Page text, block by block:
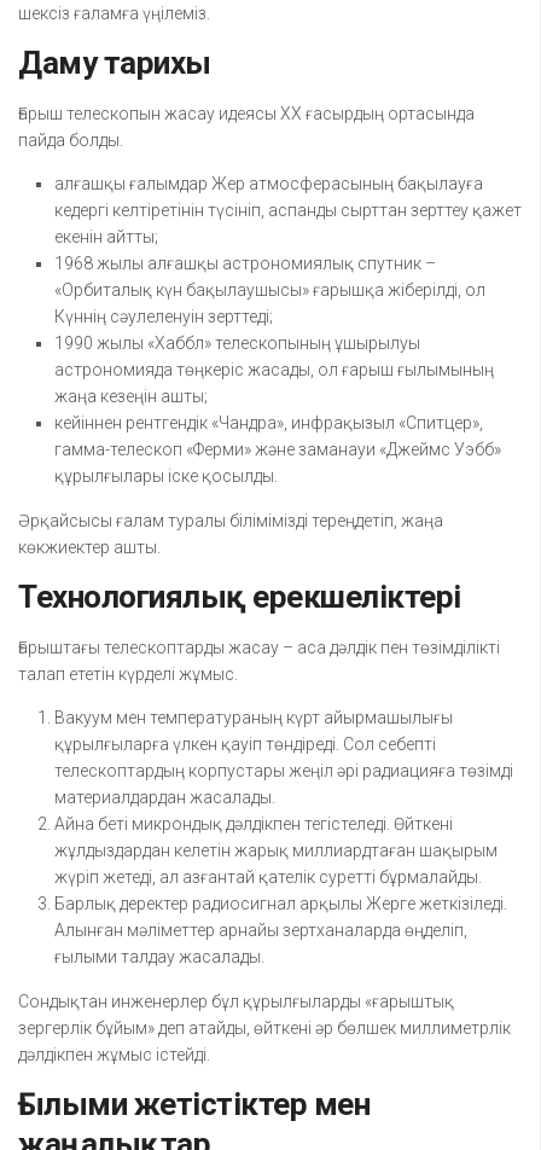
шексіз ғаламға үңілеміз.
Даму тарихы
Ғарыш телескопын жасау идеясы ХХ ғасырдың ортасында
пайда болды.
алғашқы ғалымдар Жер атмосферасының бақылауға
кедергі келтіретінін түсініп, аспанды сырттан зерттеу қажет
екенін айтты;
1968 жылы алғашқы астрономиялық спутник –
«Орбиталық күн бақылаушысы» ғарышқа жіберілді, ол
Күннің сәулеленуін зерттеді;
1990 жылы «Хаббл» телескопының ұшырылуы
астрономияда төңкеріс жасады, ол ғарыш ғылымының
жаңа кезеңін ашты;
кейіннен рентгендік «Чандра», инфрақызыл «Спитцер»,
гамма-телескоп «Ферми» және заманауи «Джеймс Уэбб»
құрылғылары іске қосылды.
Әрқайсысы ғалам туралы білімімізді тереңдетіп, жаңа
көкжиектер ашты.
Технологиялық ерекшеліктері
Ғарыштағы телескоптарды жасау – аса дәлдік пен төзімділікті
талап ететін күрделі жұмыс.
Вакуум мен температураның күрт айырмашылығы
құрылғыларға үлкен қауіп төндіреді. Сол себепті
телескоптардың корпустары жеңіл әрі радиацияға төзімді
материалдардан жасалады.
Айна беті микрондық дәлдікпен тегістеледі. Өйткені
жұлдыздардан келетін жарық миллиардтаған шақырым
жүріп жетеді, ал азғантай қателік суретті бұрмалайды.
Барлық деректер радиосигнал арқылы Жерге жеткізіледі.
Алынған мәліметтер арнайы зертханаларда өңделіп,
ғылыми талдау жасалады.
Сондықтан инженерлер бұл құрылғыларды «ғарыштық
зергерлік бұйым» деп атайды, өйткені әр бөлшек миллиметрлік
дәлдікпен жұмыс істейді.
Ғылыми жетістіктер мен